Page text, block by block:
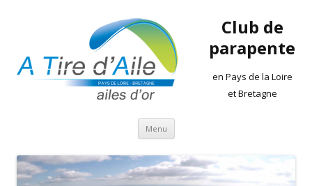
Club de
parapente
en Pays de la Loire
et Bretagne
Menu Aller
contenu